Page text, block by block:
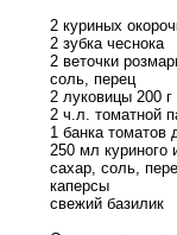
2 куриных
2 зубка чеснока
2 веточки
соль, перец
2 луковицы 200 г
2 ч.л. томатной
1 банка томатов
250 мл куриного
сахар, соль,
каперсы
свежий базилик